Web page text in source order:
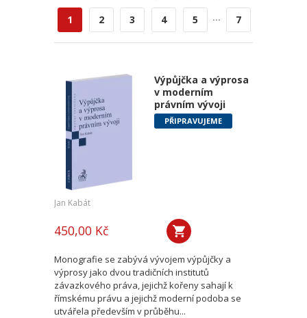
1 2 3 4 5 ... 7
Výpůjčka a výprosa
v moderním
právním vývoji
PŘIPRAVUJEME
Jan Kabát
450,00 Kč
Monografie se zabývá vývojem výpůjčky a
výprosy jako dvou tradičních institutů
závazkového práva, jejichž kořeny sahají k
římskému právu a jejichž moderní podoba se
utvářela především v průběhu...